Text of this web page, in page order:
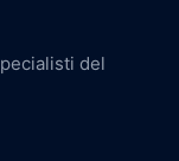
del